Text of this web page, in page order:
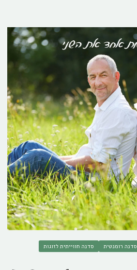
סדנה רומנטית
סדנה חווייתית לזוגות